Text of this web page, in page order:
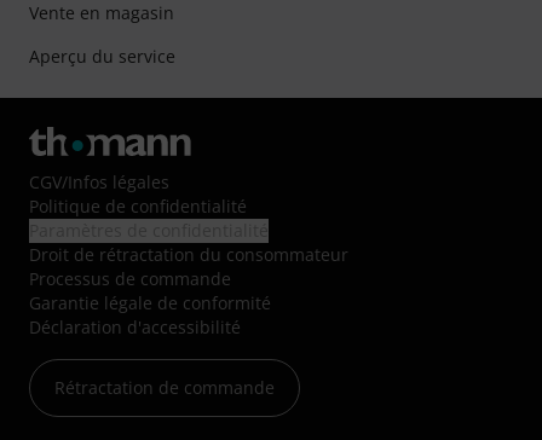
Vente en magasin
Aperçu du service
CGV/Infos légales
Politique de confidentialité
Droit de rétractation du consommateur
Processus de commande
Garantie légale de conformité
Déclaration d'accessibilité
Rétractation de commande